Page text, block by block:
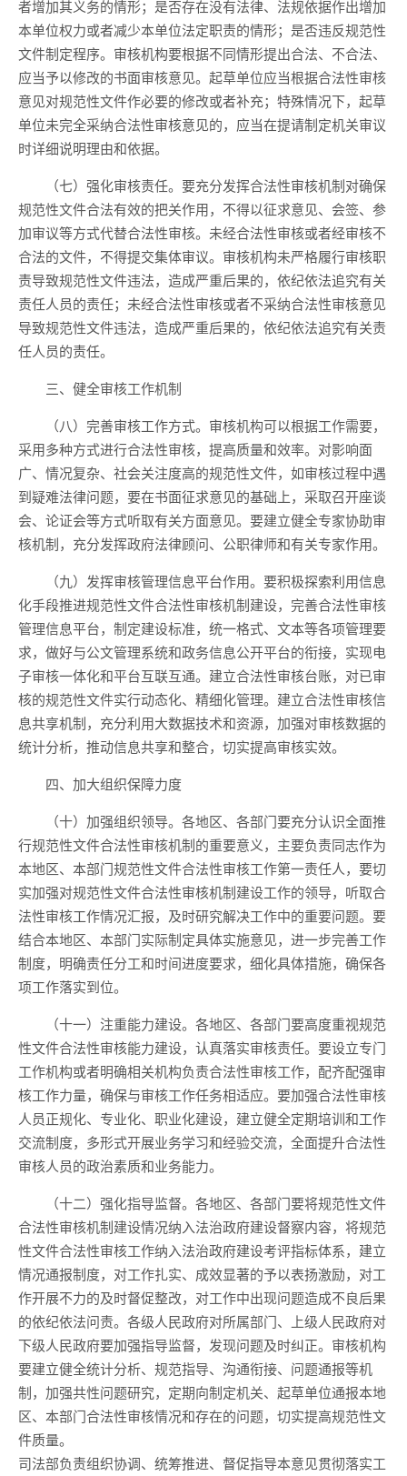
者增加其义务的情形；是否存在没有法律、法规依据作出增加
本单位权力或者减少本单位法定职责的情形；是否违反规范性
文件制定程序。审核机构要根据不同情形提出合法、不合法、
应当予以修改的书面审核意见。起草单位应当根据合法性审核
意见对规范性文件作必要的修改或者补充；特殊情况下，起草
单位未完全采纳合法性审核意见的，应当在提请制定机关审议
时详细说明理由和依据。
（七）强化审核责任。要充分发挥合法性审核机制对确保
规范性文件合法有效的把关作用，不得以征求意见、会签、参
加审议等方式代替合法性审核。未经合法性审核或者经审核不
合法的文件，不得提交集体审议。审核机构未严格履行审核职
责导致规范性文件违法，造成严重后果的，依纪依法追究有关
责任人员的责任；未经合法性审核或者不采纳合法性审核意见
导致规范性文件违法，造成严重后果的，依纪依法追究有关责
任人员的责任。
三、健全审核工作机制
（八）完善审核工作方式。审核机构可以根据工作需要，
采用多种方式进行合法性审核，提高质量和效率。对影响面
广、情况复杂、社会关注度高的规范性文件，如审核过程中遇
到疑难法律问题，要在书面征求意见的基础上，采取召开座谈
会、论证会等方式听取有关方面意见。要建立健全专家协助审
核机制，充分发挥政府法律顾问、公职律师和有关专家作用。
（九）发挥审核管理信息平台作用。要积极探索利用信息
化手段推进规范性文件合法性审核机制建设，完善合法性审核
管理信息平台，制定建设标准，统一格式、文本等各项管理要
求，做好与公文管理系统和政务信息公开平台的衔接，实现电
子审核一体化和平台互联互通。建立合法性审核台账，对已审
核的规范性文件实行动态化、精细化管理。建立合法性审核信
息共享机制，充分利用大数据技术和资源，加强对审核数据的
统计分析，推动信息共享和整合，切实提高审核实效。
四、加大组织保障力度
（十）加强组织领导。各地区、各部门要充分认识全面推
行规范性文件合法性审核机制的重要意义，主要负责同志作为
本地区、本部门规范性文件合法性审核工作第一责任人，要切
实加强对规范性文件合法性审核机制建设工作的领导，听取合
法性审核工作情况汇报，及时研究解决工作中的重要问题。要
结合本地区、本部门实际制定具体实施意见，进一步完善工作
制度，明确责任分工和时间进度要求，细化具体措施，确保各
项工作落实到位。
（十一）注重能力建设。各地区、各部门要高度重视规范
性文件合法性审核能力建设，认真落实审核责任。要设立专门
工作机构或者明确相关机构负责合法性审核工作，配齐配强审
核工作力量，确保与审核工作任务相适应。要加强合法性审核
人员正规化、专业化、职业化建设，建立健全定期培训和工作
交流制度，多形式开展业务学习和经验交流，全面提升合法性
审核人员的政治素质和业务能力。
（十二）强化指导监督。各地区、各部门要将规范性文件
合法性审核机制建设情况纳入法治政府建设督察内容，将规范
性文件合法性审核工作纳入法治政府建设考评指标体系，建立
情况通报制度，对工作扎实、成效显著的予以表扬激励，对工
作开展不力的及时督促整改，对工作中出现问题造成不良后果
的依纪依法问责。各级人民政府对所属部门、上级人民政府对
下级人民政府要加强指导监督，发现问题及时纠正。审核机构
要建立健全统计分析、规范指导、沟通衔接、问题通报等机
制，加强共性问题研究，定期向制定机关、起草单位通报本地
区、本部门合法性审核情况和存在的问题，切实提高规范性文
件质量。
司法部负责组织协调、统筹推进、督促指导本意见贯彻落实工